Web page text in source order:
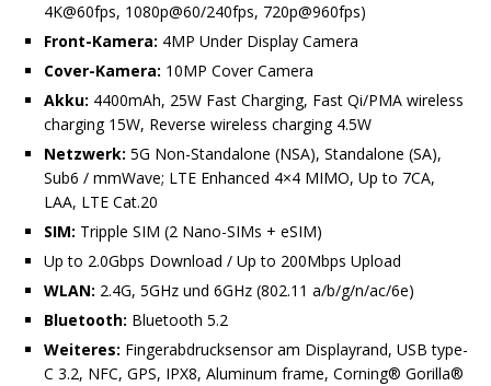
4K@60fps, 1080p@60/240fps, 720p@960fps)
Front-Kamera: 4MP Under Display Camera
Cover-Kamera: 10MP Cover Camera
Akku: 4400mAh, 25W Fast Charging, Fast Qi/PMA wireless
charging 15W, Reverse wireless charging 4.5W
Netzwerk: 5G Non-Standalone (NSA), Standalone (SA),
Sub6 / mmWave; LTE Enhanced 4×4 MIMO, Up to 7CA,
LAA, LTE Cat.20
SIM: Tripple SIM (2 Nano-SIMs + eSIM)
Up to 2.0Gbps Download / Up to 200Mbps Upload
WLAN: 2.4G, 5GHz und 6GHz (802.11 a/b/g/n/ac/6e)
Bluetooth: Bluetooth 5.2
Weiteres: Fingerabdrucksensor am Displayrand, USB type-
C 3.2, NFC, GPS, IPX8, Aluminum frame, Corning® Gorilla®